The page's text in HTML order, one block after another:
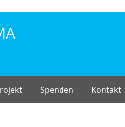
Spenden Kontakt